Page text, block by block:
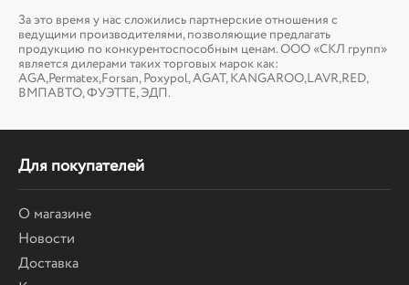
За это время у нас сложились партнерские отношения с
ведущими производителями, позволяющие предлагать
продукцию по конкурентоспособным ценам. ООО «СКЛ групп»
является дилерами таких торговых марок как:
AGA,Permatex,Forsan, Poxypol, AGAT, KANGAROO,LAVR,RED,
ВМПАВТО, ФУЭТТЕ, ЭДП.
Для покупателей
О магазине
Новости
Доставка